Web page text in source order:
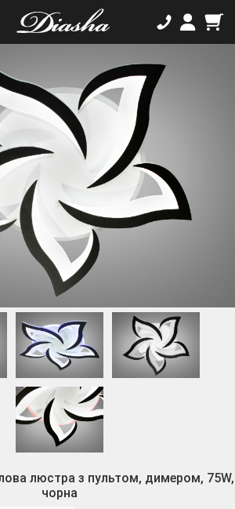
люстра з пультом, димером, 75W,
чорна